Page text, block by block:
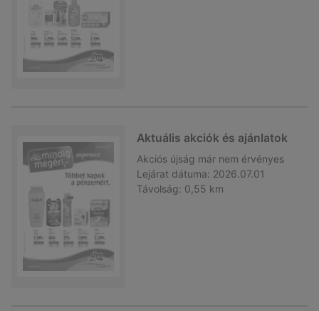
Aktuális akciók és ajánlatok
Akciós újság már nem érvényes
Lejárat dátuma: 2026.07.01
Távolság: 0,55 km